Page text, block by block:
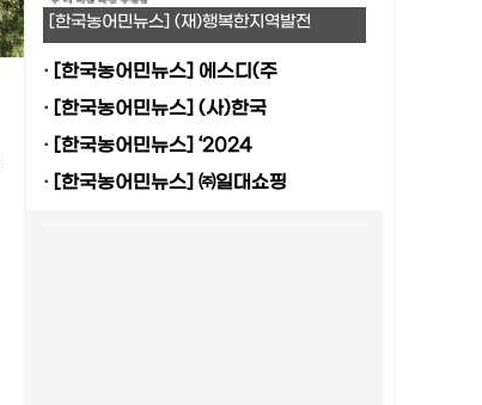
[한국농어민뉴스] (재)행복한지역발전
· [한국농어민뉴스] 에스디(주
· [한국농어민뉴스] (사)한국
· [한국농어민뉴스] ‘2024
· [한국농어민뉴스] ㈜일대쇼핑